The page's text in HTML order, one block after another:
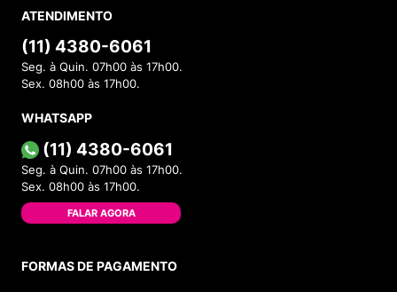
ATENDIMENTO
(11) 4380-6061
Seg. à Quin. 07h00 às 17h00.
Sex. 08h00 às 17h00.
WHATSAPP
(11) 4380-6061
Seg. à Quin. 07h00 às 17h00.
Sex. 08h00 às 17h00.
FALAR AGORA
FORMAS DE PAGAMENTO